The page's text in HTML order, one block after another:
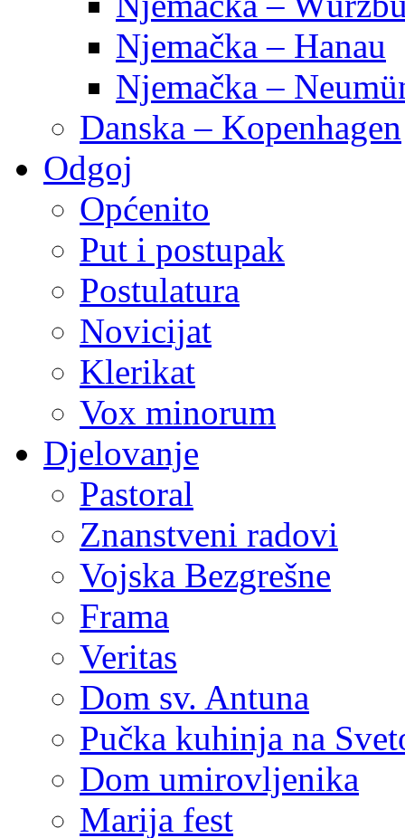
Njemačka – Hanau
Njemačka –
Danska – Kopenhagen
Odgoj
Općenito
Put i postupak
Postulatura
Novicijat
Klerikat
Vox minorum
Djelovanje
Pastoral
Znanstveni radovi
Vojska Bezgrešne
Frama
Veritas
Dom sv. Antuna
Pučka kuhinja na
Dom umirovljenika
Marija fest